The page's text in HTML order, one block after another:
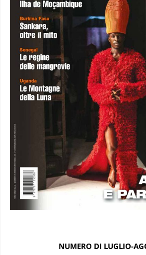
NUMERO DI LUGLIO-